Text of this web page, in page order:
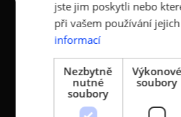
KONTAKTY
Asociace malých a
středních podniků a
živnostníků České
jste jim poskytli nebo
při vašem používání
informací
Nezbytně
nutné
soubory
Výkonové
soubory